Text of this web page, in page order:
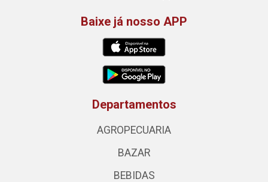
Baixe já nosso APP
Departamentos
AGROPECUARIA
BAZAR
BEBIDAS